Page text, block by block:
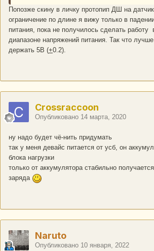
Попозже скину в личку протопип ДШ на
ограничение по длине я вижу только в
питания, пока не получилось сделать работу
диапазоне напряжений питания. Так что
держать 5В (+0.2).
Crossraccoon
Опубликовано 14 марта, 2020
ну надо будет чё-нить придумать
так у меня девайс питается от усб, он
блока нагрузки
только от аккумулятора стабильно
заряда
Naruto
Опубликовано 10 января, 2022